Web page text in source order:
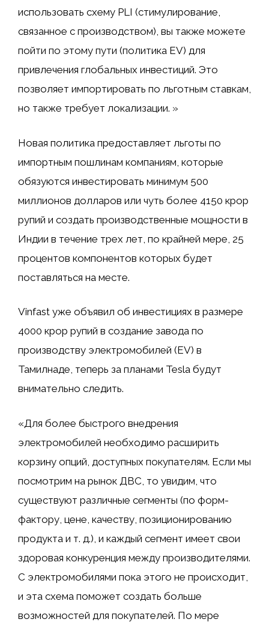
использовать схему PLI (стимулирование,
связанное с производством), вы также можете
пойти по этому пути (политика EV) для
привлечения глобальных инвестиций. Это
позволяет импортировать по льготным ставкам,
но также требует локализации. »
Новая политика предоставляет льготы по
импортным пошлинам компаниям, которые
обязуются инвестировать минимум 500
миллионов долларов или чуть более 4150 крор
рупий и создать производственные мощности в
Индии в течение трех лет, по крайней мере, 25
процентов компонентов которых будет
поставляться на месте.
Vinfast уже объявил об инвестициях в размере
4000 крор рупий в создание завода по
производству электромобилей (EV) в
Тамилнаде, теперь за планами Tesla будут
внимательно следить.
«Для более быстрого внедрения
электромобилей необходимо расширить
корзину опций, доступных покупателям. Если мы
посмотрим на рынок ДВС, то увидим, что
существуют различные сегменты (по форм-
фактору, цене, качеству, позиционированию
продукта и т. д.), и каждый сегмент имеет свои
здоровая конкуренция между производителями.
С электромобилями пока этого не происходит,
и эта схема поможет создать больше
возможностей для покупателей. По мере